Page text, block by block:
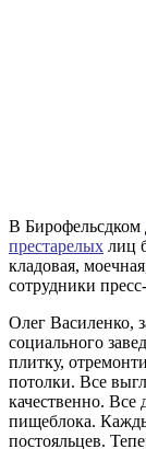
В Бирофельсдком
престарелых лиц
кладовая,
сотрудники
Олег Василенко,
социального
плитку,
потолки. Все
качественно. Все
пищеблока.
постояльцев.